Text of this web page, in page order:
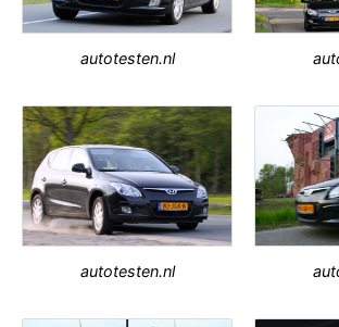
autotesten.nl
autotesten.nl